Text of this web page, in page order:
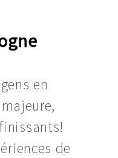
en
de